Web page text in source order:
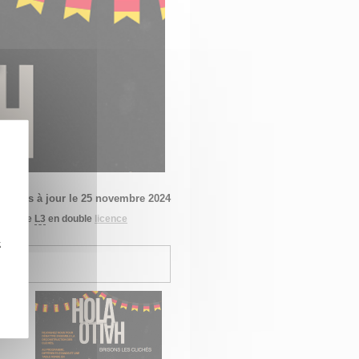
Mis à jour le 25 novembre 2024
de L3 en double licence